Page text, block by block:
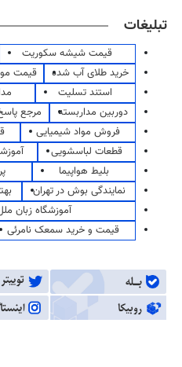
تبلیغات
قیمت شیشه سکوریت
خرید طلای آب شده
قیمت
استند تسلیت
دوربین مداربسته
مرجع
فروش مواد شیمیایی
قطعات لباسشویی
بلیط هواپیما
نمایندگی بوش در تهران
آموزشگاه زبان
قیمت و خرید سمعک نامرئی